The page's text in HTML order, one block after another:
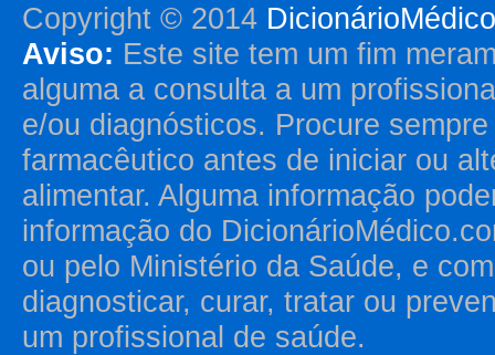
Copyright © 2014
Aviso: Este site tem um fim
alguma a consulta a um
e/ou diagnósticos. Procure
farmacêutico antes de iniciar ou
alimentar. Alguma informação
informação do
ou pelo Ministério da Saúde, e
diagnosticar, curar, tratar ou
um profissional de saúde.